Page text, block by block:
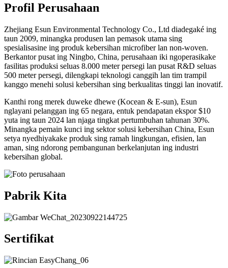
Profil Perusahaan
Zhejiang Esun Environmental Technology Co., Ltd diadegaké ing
taun 2009, minangka produsen lan pemasok utama sing
spesialisasine ing produk kebersihan microfiber lan non-woven.
Berkantor pusat ing Ningbo, China, perusahaan iki ngoperasikake
fasilitas produksi seluas 8.000 meter persegi lan pusat R&D seluas
500 meter persegi, dilengkapi teknologi canggih lan tim trampil
kanggo menehi solusi kebersihan sing berkualitas tinggi lan inovatif.
Kanthi rong merek duweke dhewe (Kocean & E-sun), Esun
nglayani pelanggan ing 65 negara, entuk pendapatan ekspor $10
yuta ing taun 2024 lan njaga tingkat pertumbuhan tahunan 30%.
Minangka pemain kunci ing sektor solusi kebersihan China, Esun
setya nyedhiyakake produk sing ramah lingkungan, efisien, lan
aman, sing ndorong pembangunan berkelanjutan ing industri
kebersihan global.
Pabrik Kita
Sertifikat